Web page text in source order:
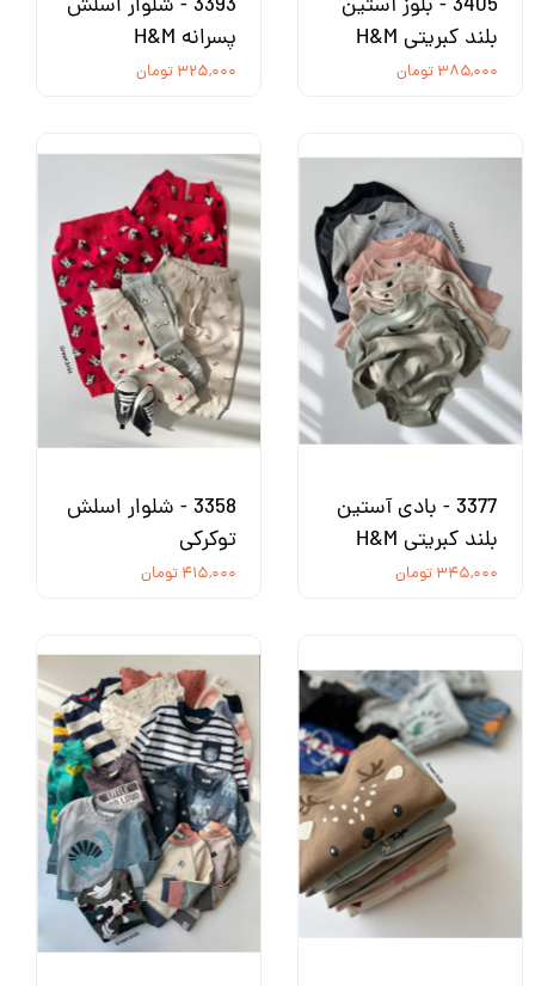
بلند کبریتی H&M
۳۸۵,۰۰۰ تومان
پسرانه H&M
۳۲۵,۰۰۰ تومان
3377 - بادی آستین
بلند کبریتی H&M
۳۴۵,۰۰۰ تومان
3358 - شلوار اسلش
توکرکی
۴۱۵,۰۰۰ تومان